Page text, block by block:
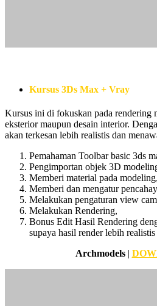
Kursus 3Ds Max + Vray
Kursus ini di fokuskan pada rendering
eksterior maupun desain interior.
akan terkesan lebih realistis dan
Pemahaman Toolbar basic 3ds
Pengimportan objek 3D
Memberi material pada modeling,
Memberi dan mengatur
Melakukan pengaturan view
Melakukan Rendering,
Bonus Edit Hasil Rendering
supaya hasil render lebih
Archmodels |